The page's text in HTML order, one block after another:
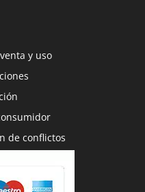
y uso
de conflictos